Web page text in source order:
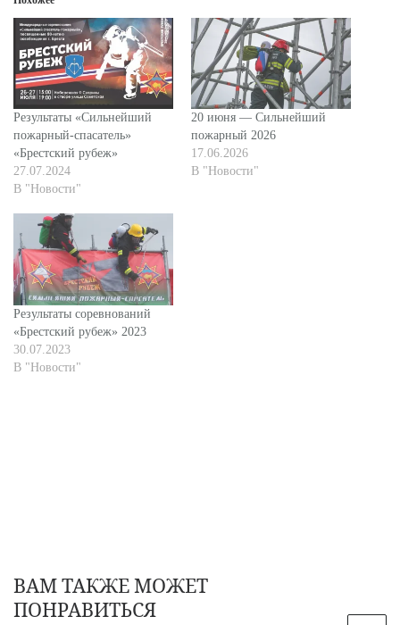
Результаты «Сильнейший
пожарный-спасатель»
«Брестский рубеж»
27.07.2024
В "Новости"
20 июня — Сильнейший
пожарный 2026
17.06.2026
В "Новости"
Результаты соревнований
«Брестский рубеж» 2023
30.07.2023
В "Новости"
ВАМ ТАКЖЕ МОЖЕТ
ПОНРАВИТЬСЯ